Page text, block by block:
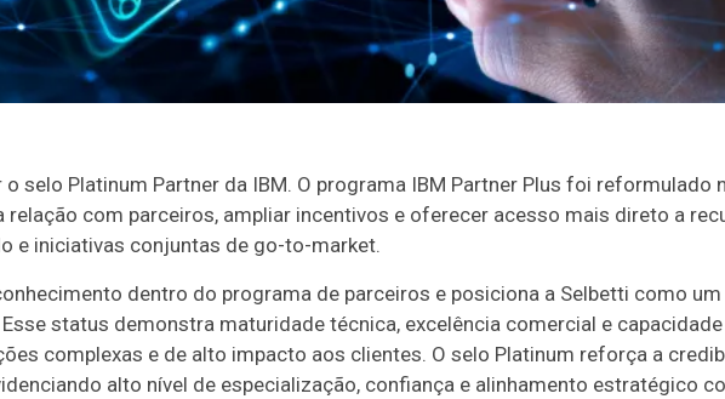
selo Platinum Partner da IBM. O programa IBM Partner Plus foi reformulado
com parceiros, ampliar incentivos e oferecer acesso mais direto a
e iniciativas conjuntas de go-to-market.
dentro do programa de parceiros e posiciona a Selbetti como
status demonstra maturidade técnica, excelência comercial e capacidade
complexas e de alto impacto aos clientes. O selo Platinum reforça a
alto nível de especialização, confiança e alinhamento estratégico